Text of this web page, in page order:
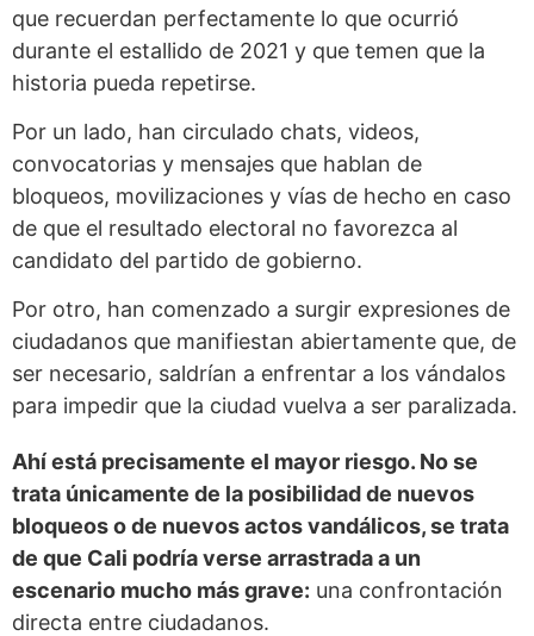
que recuerdan perfectamente lo que ocurrió
durante el estallido de 2021 y que temen que la
historia pueda repetirse.
Por un lado, han circulado chats, videos,
convocatorias y mensajes que hablan de
bloqueos, movilizaciones y vías de hecho en caso
de que el resultado electoral no favorezca al
candidato del partido de gobierno.
Por otro, han comenzado a surgir expresiones de
ciudadanos que manifiestan abiertamente que, de
ser necesario, saldrían a enfrentar a los vándalos
para impedir que la ciudad vuelva a ser paralizada.
Ahí está precisamente el mayor riesgo. No se
trata únicamente de la posibilidad de nuevos
bloqueos o de nuevos actos vandálicos, se trata
de que Cali podría verse arrastrada a un
escenario mucho más grave: una confrontación
directa entre ciudadanos.